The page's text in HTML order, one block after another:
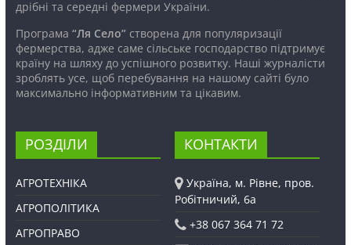
дрібні та середні фермери України.
Програма “Ля Село”створена для популяризації
фермерства, адже саме сільське господарство підтримує
країну на шляху до успішного розвитку. Наші журналісти
зроблять усе, щоб перебування на нашому сайті було
максимально інформативним та цікавим.
РОЗДІЛИ
АГРОТЕХНІКА
АГРОПОЛІТИКА
АГРОПРАВО
КОНТАКТИ
Україна, м. Рівне, пров.
Робітничий, 6а
+38 067 364 71 72